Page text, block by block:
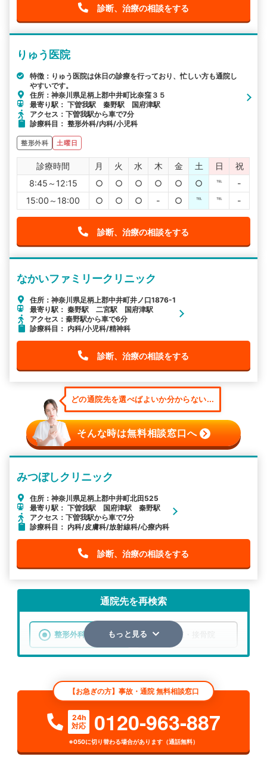
診断、治療の相談をする
りゅう医院
特徴：りゅう医院は休日の診療を行っており、忙しい方も通院し
やすいです。
住所：神奈川県足柄上郡中井町比奈窪３５
最寄り駅： 下曽我駅 秦野駅 国府津駅
アクセス：下曽我駅から車で7分
診療科目： 整形外科/内科/小児科
整形外科 土曜日
診療時間 月 火 水 木 金 土 日
祝
8:45～12:15
○ ○ ○ ○ ○ ○ ℡
-
15:00～18:00
○ ○ ○ - ○ ℡ ℡ -
診断、治療の相談をする
なかいファミリークリニック
住所：神奈川県足柄上郡中井町井ノ口1876-1
最寄り駅： 秦野駅 二宮駅 国府津駅
アクセス：秦野駅から車で6分
診療科目： 内科/小児科/精神科
診断、治療の相談をする
どの通院先を選べばよいか分からない...
そんな時は無料相談窓口へ
みつぼしクリニック
住所：神奈川県足柄上郡中井町北田525
最寄り駅： 下曽我駅 国府津駅 秦野駅
アクセス：下曽我駅から車で7分
診療科目： 内科/皮膚科/放射線科/心療内科
診断、治療の相談をする
通院先を再検索
整形外科 整骨院・接骨院
検索する
詳細条件で絞り込む
その他の検索方法
もっと見る
【お急ぎの方】事故・通院 無料相談窓口
24h
対応
0120-963-887
※050に切り替わる場合があります（通話無料）